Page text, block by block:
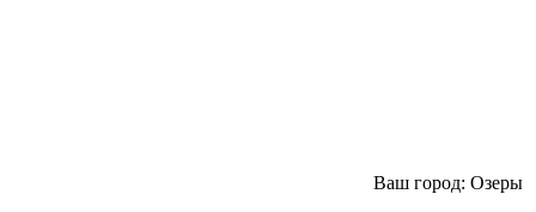
Ваш город: Озеры